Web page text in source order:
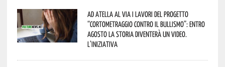
Ad Atella al via i lavori del progetto
“Cortometraggio contro il bullismo”: entro
agosto la storia diventerà un video.
L’iniziativa